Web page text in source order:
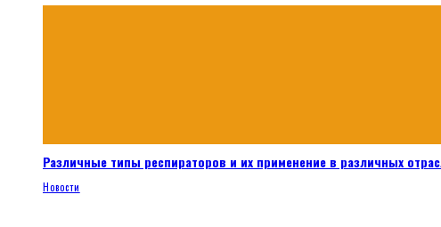
Различные типы респираторов и их применение в различных
Новости